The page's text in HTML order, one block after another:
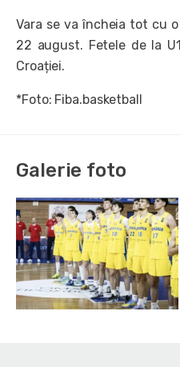
Vara se va încheia tot cu
22 august. Fetele de la
Croației.
*Foto: Fiba.basketball
Galerie foto